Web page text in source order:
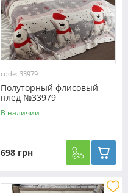
code: 33979
Полуторный флисовый
плед №33979
В наличии
698 грн